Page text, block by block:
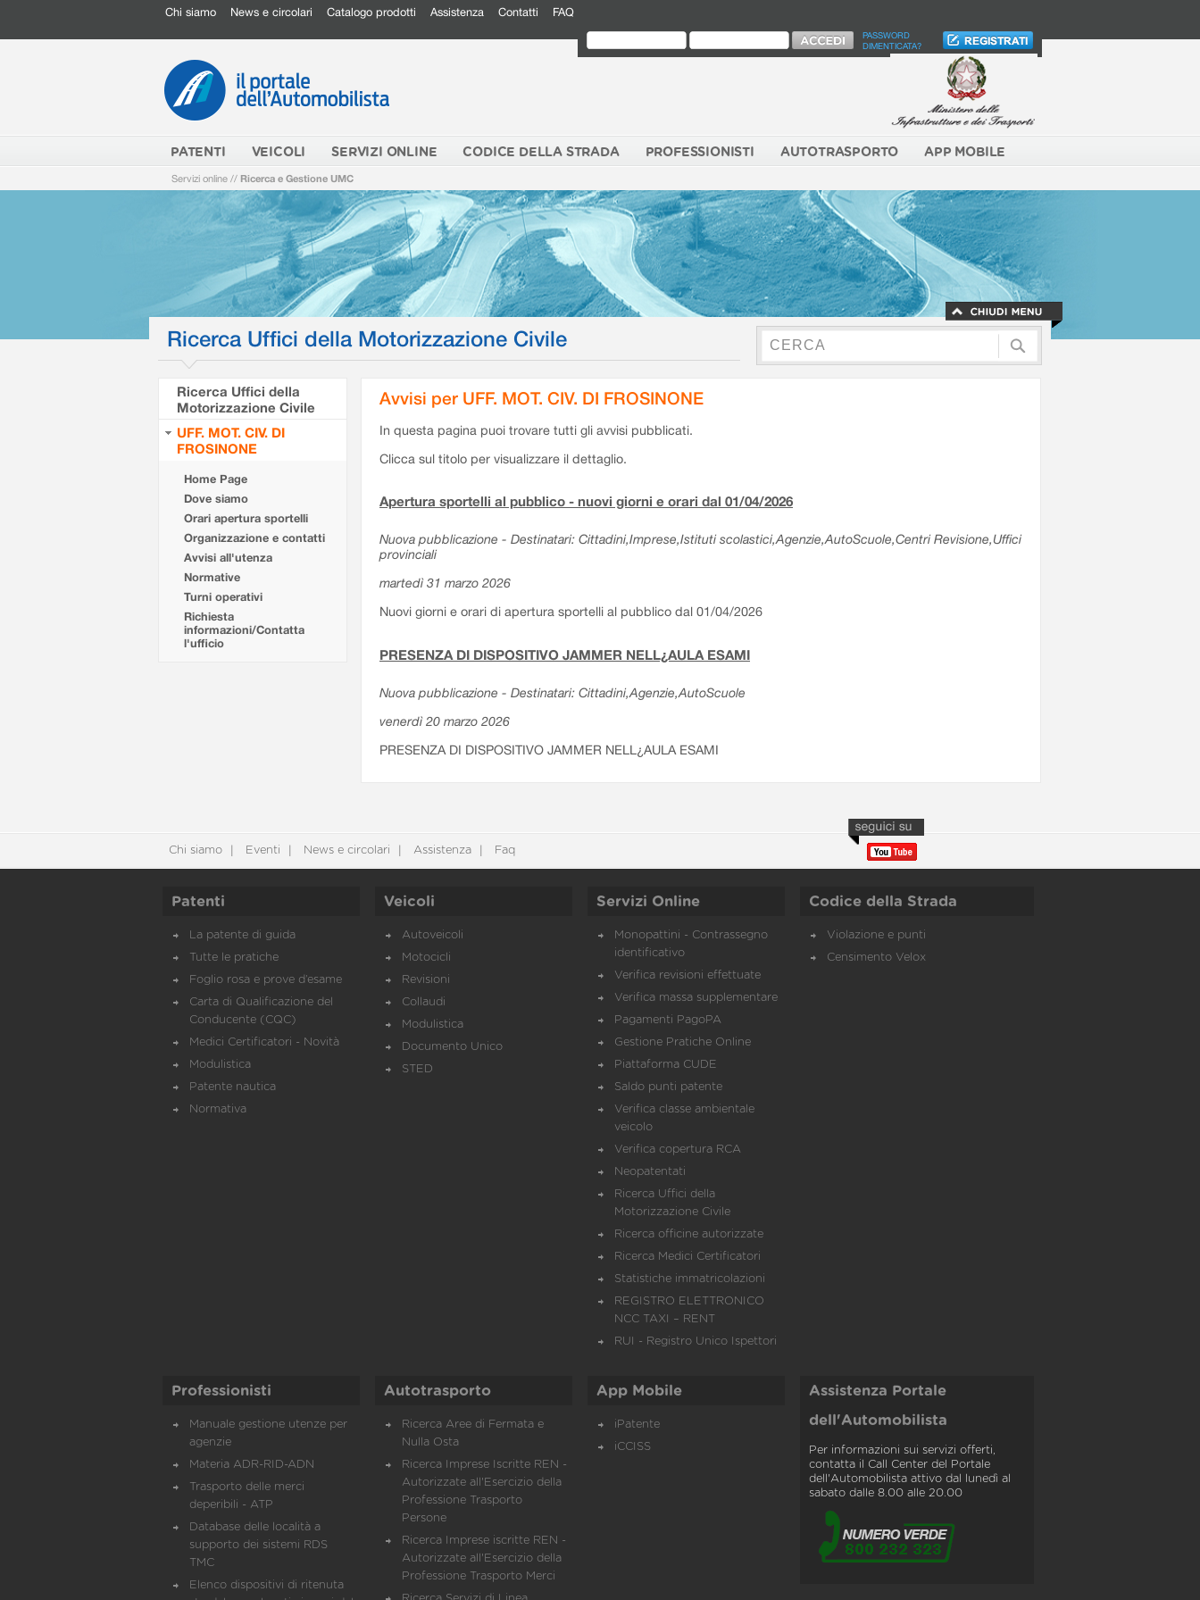
Chi siamo News e circolari Catalogo prodotti Assistenza Contatti FAQ
PASSWORD
DIMENTICATA?
PATENTI VEICOLI SERVIZI ONLINE CODICE DELLA STRADA PROFESSIONISTI AUTOTRASPORTO APP MOBILE
Servizi online // Ricerca e Gestione UMC
Ricerca Uffici della Motorizzazione Civile
Ricerca Uffici della
Motorizzazione Civile
UFF. MOT. CIV. DI
FROSINONE
Home Page
Dove siamo
Orari apertura sportelli
Organizzazione e contatti
Avvisi all'utenza
Normative
Turni operativi
Richiesta
informazioni/Contatta
l'ufficio
Avvisi per UFF. MOT. CIV. DI FROSINONE
In questa pagina puoi trovare tutti gli avvisi pubblicati.
Clicca sul titolo per visualizzare il dettaglio.
Apertura sportelli al pubblico - nuovi giorni e orari dal 01/04/2026
Nuova pubblicazione - Destinatari: Cittadini,Imprese,Istituti scolastici,Agenzie,AutoScuole,Centri Revisione,Uffici
provinciali
martedì 31 marzo 2026
Nuovi giorni e orari di apertura sportelli al pubblico dal 01/04/2026
PRESENZA DI DISPOSITIVO JAMMER NELL¿AULA ESAMI
Nuova pubblicazione - Destinatari: Cittadini,Agenzie,AutoScuole
venerdì 20 marzo 2026
PRESENZA DI DISPOSITIVO JAMMER NELL¿AULA ESAMI
Chi siamo Eventi News e circolari Assistenza Faq
Patenti
La patente di guida
Tutte le pratiche
Foglio rosa e prove d’esame
Carta di Qualificazione del
Conducente (CQC)
Medici Certificatori - Novità
Modulistica
Patente nautica
Normativa
Veicoli
Autoveicoli
Motocicli
Revisioni
Collaudi
Modulistica
Documento Unico
STED
Servizi Online
Monopattini - Contrassegno
identificativo
Verifica revisioni effettuate
Verifica massa supplementare
Pagamenti PagoPA
Gestione Pratiche Online
Piattaforma CUDE
Saldo punti patente
Verifica classe ambientale
veicolo
Verifica copertura RCA
Neopatentati
Ricerca Uffici della
Motorizzazione Civile
Ricerca officine autorizzate
Ricerca Medici Certificatori
Statistiche immatricolazioni
REGISTRO ELETTRONICO
NCC TAXI – RENT
RUI - Registro Unico Ispettori
Codice della Strada
Violazione e punti
Censimento Velox
Professionisti
Manuale gestione utenze per
agenzie
Materia ADR-RID-ADN
Trasporto delle merci
deperibili - ATP
Database delle località a
supporto dei sistemi RDS
TMC
Elenco dispositivi di ritenuta
Autotrasporto
Ricerca Aree di Fermata e
Nulla Osta
Ricerca Imprese Iscritte REN -
Autorizzate all'Esercizio della
Professione Trasporto
Persone
Ricerca Imprese iscritte REN -
Autorizzate all'Esercizio della
Professione Trasporto Merci
App Mobile
iPatente
iCCISS
Assistenza Portale
dell'Automobilista
Per informazioni sui servizi offerti,
contatta il Call Center del Portale
dell'Automobilista attivo dal lunedì al
sabato dalle 8.00 alle 20.00